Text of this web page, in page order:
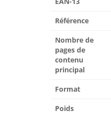
Référence
Nombre de
pages de
contenu
principal
Format
Poids